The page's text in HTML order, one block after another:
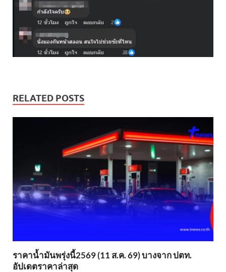
RELATED POSTS
ราคาน้ำมันพรุ่งนี้2569 (11 ส.ค. 69) บางจาก ปตท.
อัปเดตราคาล่าสุด